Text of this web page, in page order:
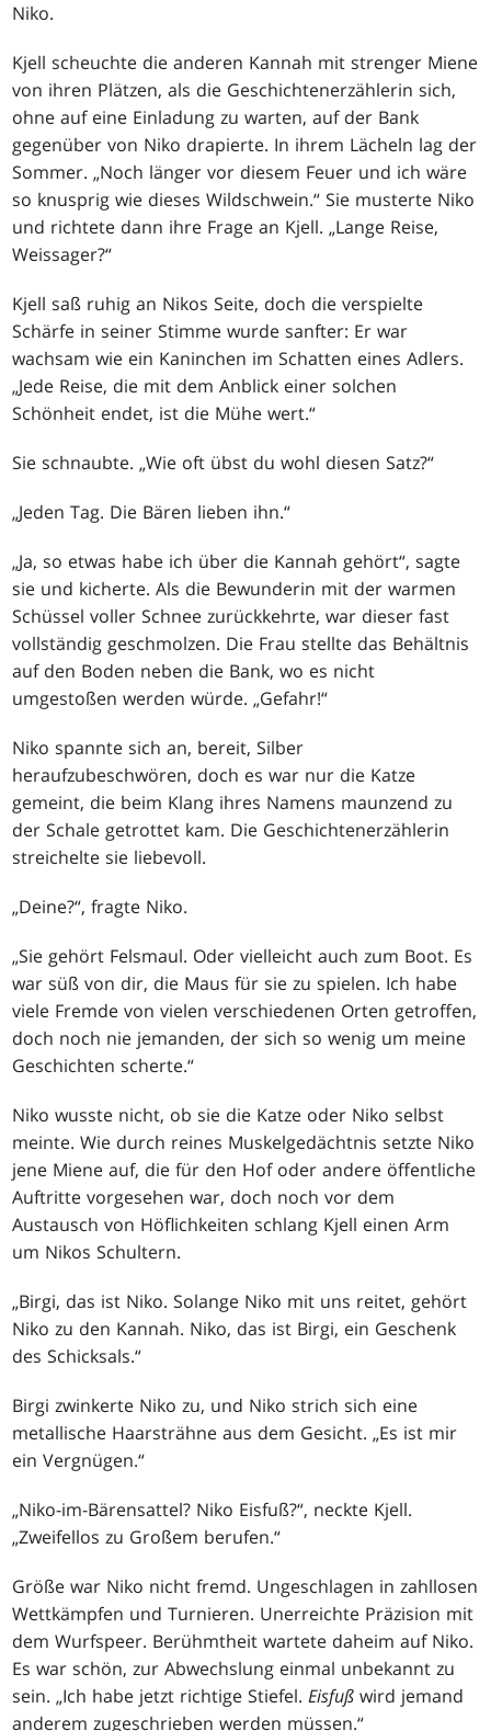
Niko.
Kjell scheuchte die anderen Kannah mit strenger Miene
von ihren Plätzen, als die Geschichtenerzählerin sich,
ohne auf eine Einladung zu warten, auf der Bank
gegenüber von Niko drapierte. In ihrem Lächeln lag der
Sommer. „Noch länger vor diesem Feuer und ich wäre
so knusprig wie dieses Wildschwein.“ Sie musterte Niko
und richtete dann ihre Frage an Kjell. „Lange Reise,
Weissager?“
Kjell saß ruhig an Nikos Seite, doch die verspielte
Schärfe in seiner Stimme wurde sanfter: Er war
wachsam wie ein Kaninchen im Schatten eines Adlers.
„Jede Reise, die mit dem Anblick einer solchen
Schönheit endet, ist die Mühe wert.“
Sie schnaubte. „Wie oft übst du wohl diesen Satz?“
„Jeden Tag. Die Bären lieben ihn.“
„Ja, so etwas habe ich über die Kannah gehört“, sagte
sie und kicherte. Als die Bewunderin mit der warmen
Schüssel voller Schnee zurückkehrte, war dieser fast
vollständig geschmolzen. Die Frau stellte das Behältnis
auf den Boden neben die Bank, wo es nicht
umgestoßen werden würde. „Gefahr!“
Niko spannte sich an, bereit, Silber
heraufzubeschwören, doch es war nur die Katze
gemeint, die beim Klang ihres Namens maunzend zu
der Schale getrottet kam. Die Geschichtenerzählerin
streichelte sie liebevoll.
„Deine?“, fragte Niko.
„Sie gehört Felsmaul. Oder vielleicht auch zum Boot. Es
war süß von dir, die Maus für sie zu spielen. Ich habe
viele Fremde von vielen verschiedenen Orten getroffen,
doch noch nie jemanden, der sich so wenig um meine
Geschichten scherte.“
Niko wusste nicht, ob sie die Katze oder Niko selbst
meinte. Wie durch reines Muskelgedächtnis setzte Niko
jene Miene auf, die für den Hof oder andere öffentliche
Auftritte vorgesehen war, doch noch vor dem
Austausch von Höflichkeiten schlang Kjell einen Arm
um Nikos Schultern.
„Birgi, das ist Niko. Solange Niko mit uns reitet, gehört
Niko zu den Kannah. Niko, das ist Birgi, ein Geschenk
des Schicksals.“
Birgi zwinkerte Niko zu, und Niko strich sich eine
metallische Haarsträhne aus dem Gesicht. „Es ist mir
ein Vergnügen.“
„Niko-im-Bärensattel? Niko Eisfuß?“, neckte Kjell.
„Zweifellos zu Großem berufen.“
Größe war Niko nicht fremd. Ungeschlagen in zahllosen
Wettkämpfen und Turnieren. Unerreichte Präzision mit
dem Wurfspeer. Berühmtheit wartete daheim auf Niko.
Es war schön, zur Abwechslung einmal unbekannt zu
sein. „Ich habe jetzt richtige Stiefel.Eisfuß wird jemand
anderem zugeschrieben werden müssen.“